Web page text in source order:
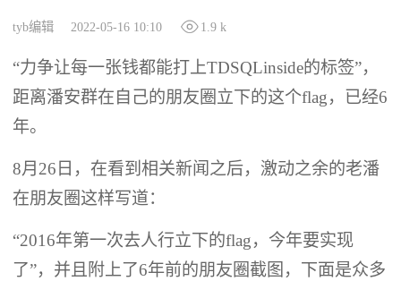
tyb编辑 2022-05-16 10:10 1.9 k
“力争让每一张钱都能打上TDSQLinside的标签”，
距离潘安群在自己的朋友圈立下的这个flag，已经6
年。
8月26日，在看到相关新闻之后，激动之余的老潘
在朋友圈这样写道：
“2016年第一次去人行立下的flag，今年要实现
了”，并且附上了6年前的朋友圈截图，下面是众多